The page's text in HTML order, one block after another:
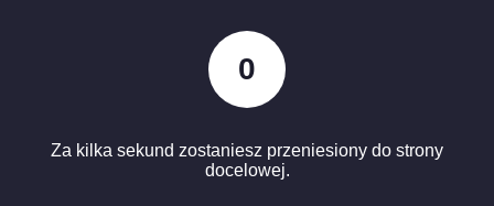
0
Za kilka sekund zostaniesz przeniesiony do strony
docelowej.